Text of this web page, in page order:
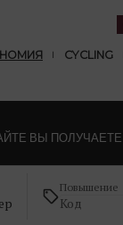
CYCLING
ВЫ ПОЛУЧАЕТЕ
Повышение